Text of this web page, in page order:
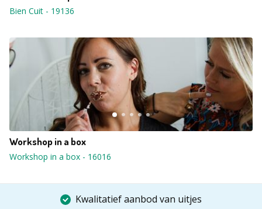
Bien Cuit - 19136
Workshop in a box
Workshop in a box - 16016
Kwalitatief aanbod van uitjes